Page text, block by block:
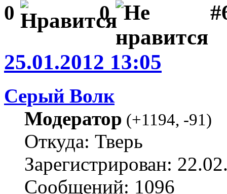
0 0
25.01.2012 13:05
Серый Волк
Модератор (+1194, -91)
Откуда: Тверь
Зарегистрирован:
Сообщений: 1096